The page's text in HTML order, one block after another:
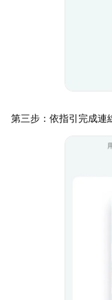
第三步：依指引完成連